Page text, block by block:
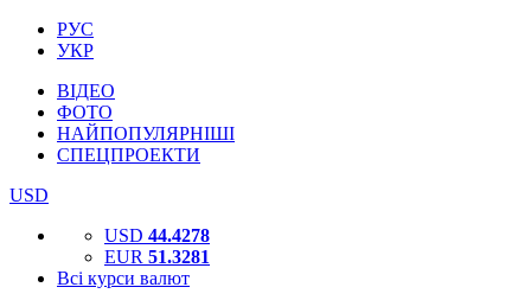
РУС
УКР
ВІДЕО
ФОТО
НАЙПОПУЛЯРНІШІ
СПЕЦПРОЕКТИ
USD
USD 44.4278
EUR 51.3281
Всі курси валют